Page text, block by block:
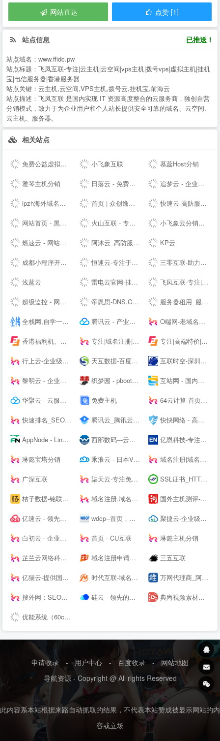
网站直达 点赞 [1]
站点信息 已推送！
站点域名： www.ffidc.pw
站点标题： 飞凤互联-专注|云主机|云空间|vps主机|拨号vps|虚拟主机|挂机
宝|电信服务器|香港服务器
站点关键： 云主机,云空间,VPS主机,拨号云,挂机宝,前海云
站点描述： 飞凤互联 是国内实现 IT 资源高度整合的云服务商，独创自营
分销模式，致力于为企业用户和个人站长提供安全可靠的域名、云空间、
云主机、服务器。
相关站点
免费公益虚拟主机|雷电云互联-公益挂机宝_公益vps挂机宝_公益云电脑_3元挂机宝_4元挂机宝_低价挂机宝_低价云电脑_5元挂机宝_达龙云电脑-挂机宝官网 小飞象互联 慕蕊Host分销
雅琴主机分销 日落云 - 免费云服务器免费主机专注优质云服务 追梦云 - 企业级定制高防云服务器、虚拟主机、服务器租用托管服务提供商
ipzh海外域名平台 首页 | 众创逸云 - 为全民开发者而生的专业云服务器 快速云-高防服务器租用秒解-香港vps-香港云服务器-江苏高防BGP服务器租用-快速云
网站首页 - 黑白云-用心服务 火山互联 - 专注Linux应用,弹性云主机 - 四川火山互联信息科技有限责任公司 小飞象云分销系统
燃速云 - 网站首页 阿沐云_高防服务器_香港服务器_高性价比云计算产品 KP云
成都小程序开发_网站建设_小程序制作_自助建站_软件开发 - ⎛赤七互联⎞ 恒速云-专注于优质美国香港云服务器 三零互联-助力上云
浅蓝云 雷电云官网-挂机宝-云电脑-企业级云服务器-域名注册-虚拟主机-香港美国服务器资货源站 飞凤互联-专注|云主机|云空间|vps主机|拨号vps|虚拟主机|挂机宝|电信服务器|香港服务器
超级监控 - 网站服务器数据监控服务商 帝恩思-DNS.COM：DNS综合服务提供商-免费DNS解析-云解析-高防CDN-DNS劫持-SSL证书-网站劫持检测-宕机监控-云服务器ECS 服务器租用_服务器托管_虚拟主机_云主机_vps-紫田网络
全栈网,自学一个全栈工程师 腾讯云 - 产业智变 云启未来 O端网-老域名买卖交易平台-到期域名-查询抢注-域名注册
香港福利机、香港云服务器、美国站群VPS及物理主机提供商 专注|域名注册|com域名|cn域名|vip域名|pw域名|优质域名|无限空间|免费试用|ssl证书|-飞凤互联 专注|高端特价|活动主机| 无套路|续费同价|等主机服务器产品 - 飞凤互联
行上云-企业级云服务器-虚拟云主机-高防服务器租用托管服务商 天互数据-百度BGP高防机房与云服务器租用托管服务中心！ 互联时空-深圳云主机,云服务器租用,深圳H5网站建设,域名注册,企业建站,小程序制作,服务器租用
黎明云 - 企业级云服务器、服务器租用托管服务提供商 织梦园 - pbootcms模板_云优模板_Wordpress主题模板_网站模板下载站 互站网 - 国内知名的网站交易、源码交易、域名交易服务中心
华聚云 - 云服务器租用提供商 免费主机 64云计算-首页演示
快速排名_SEO关键词优化_SEO网站优化平台「推否SEO」 腾讯云_腾讯云腾讯课堂-- 快快网络 - 高防服务器租用,DDOS高防清洗,高防BGP服务器
AppNode - Linux服务器集群管理面板 西部数码---云服务器-虚拟主机-域名注册,20年知名云服务商！ 亿恩科技-专注服务器托管22年
琳懿宝塔分销 乘浪云 - 日本VPS_美国VPS_香港云主机_美国服务器_Linode日本东京 域名注册|域名查询|域名申请|虚拟主机|企业邮箱|网站建设|云主机|网站安全证书|CA证书|尽在阳光互联
广深互联 柒天云-专注免备案云主机vps服务器|美国高防香港vps|高防cdn|高防主机空间|就上柒天云 SSL证书_HTTPS加密_国密SSL数字证书 - 沃通CA【--】
桔子数据-铭联科技-企业级云服务器、虚拟主机、服务器租用托管服务提供商-桔子数据 域名注册,域名交易,虚拟主机,企业建站和企业邮箱-GoDaddy中文站 国外主机测评-专注国外VPS_云服务器_独立服务器_国外主机_外贸主机
亿速云 - 领先的云服务器、高防服务器、香港服务器云计算服务商！ wdcp--首页，免费好用易用的Linux服务器云主机管理系统面板 聚捷云-企业级云服务器、虚拟主机、服务器租用托管服务提供商
白初云 - 企业级高可用云服务器 首页 - CU互联 琳懿主机分销
芷兰云网络科技-领先的云计算服务商！[www.zhilanit.com]-四川成都天府热线高防服务器,德阳高防服务器,成都服务器托管,成都服务器租用,成都云服务器,成都高防vps,云计算 域名注册申请查询交易门户|域名中介|商标注册|云计算|主机|SSL证书-尽在爱名网 三五互联
亿猫云-提供国外免费虚拟主机,免费服务器,美国免费虚拟主机,挂机宝- 时代互联-域名注册查询,虚拟主机,云服务器租用等领导品牌服务 万网代理商_阿里云代理商_虚拟主机_网页空间_企业邮箱_域名注册
搜外网：SEO培训_SEO教程_Google独立站SEO培训_网络营销技术视频网课 硅云 - 领先的出海IaaS云计算基础设施服务提供商 典尚视频素材网:高清视频素材下载网站,视频素材、AE模板素材下载、AE素材、舞台背景视频、LED背景视频免费下载、会声会影、Pr模板、edius模板
优能系统（60cms.com）- 专注企业级站长实用网站系统开发
申请收录 - 用户中心 - 百度收录 -
网站地图
导航资源 - Copyright @ All rights Reserved
此内容系本站根据来路自动抓取的结果，不代表本站赞成被显示网站的内
容或立场